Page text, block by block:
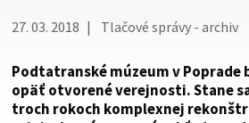
27. 03. 2018 Tlačové správy - archiv
Podtatranské múzeum v Poprade
opäť otvorené verejnosti. Stane
troch rokoch komplexnej